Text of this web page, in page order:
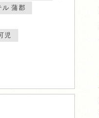
ル 蒲郡
児